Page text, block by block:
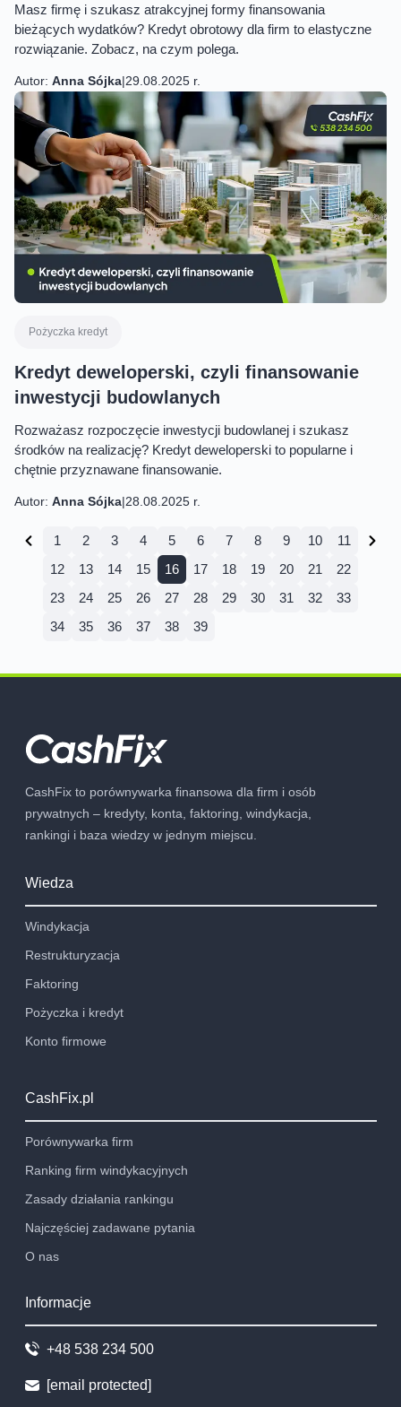
Masz firmę i szukasz atrakcyjnej formy finansowania
bieżących wydatków? Kredyt obrotowy dla firm to elastyczne
rozwiązanie. Zobacz, na czym polega.
Autor: Anna Sójka|29.08.2025 r.
Pożyczka kredyt
Kredyt deweloperski, czyli finansowanie
inwestycji budowlanych
Rozważasz rozpoczęcie inwestycji budowlanej i szukasz
środków na realizację? Kredyt deweloperski to popularne i
chętnie przyznawane finansowanie.
Autor: Anna Sójka|28.08.2025 r.
1 2 3 4 5 6 7 8 9 10
11
12
13 14 15 16 17 18 19 20 21
22
23
24 25 26 27 28 29 30 31 32
33
34
35 36 37 38 39
CashFix to porównywarka finansowa dla firm i osób
prywatnych – kredyty, konta, faktoring, windykacja,
rankingi i baza wiedzy w jednym miejscu.
Wiedza
Windykacja
Restrukturyzacja
Faktoring
Pożyczka i kredyt
Konto firmowe
CashFix.pl
Porównywarka firm
Ranking firm windykacyjnych
Zasady działania rankingu
Najczęściej zadawane pytania
O nas
Informacje
+48 538 234 500
[email protected]